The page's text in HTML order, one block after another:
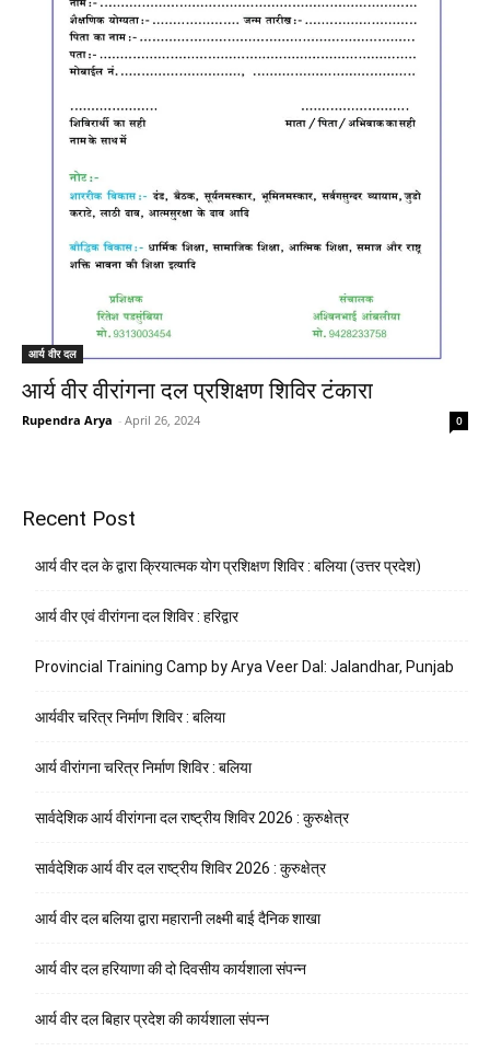
आर्य वीर दल
आर्य वीर वीरांगना दल प्रशिक्षण शिविर टंकारा
Rupendra Arya - April 26, 2024 0
Recent Post
आर्य वीर दल के द्वारा क्रियात्मक योग प्रशिक्षण शिविर : बलिया (उत्तर प्रदेश)
आर्य वीर एवं वीरांगना दल शिविर : हरिद्वार
Provincial Training Camp by Arya Veer Dal: Jalandhar, Punjab
आर्यवीर चरित्र निर्माण शिविर : बलिया
आर्य वीरांगना चरित्र निर्माण शिविर : बलिया
सार्वदेशिक आर्य वीरांगना दल राष्ट्रीय शिविर 2026 : कुरुक्षेत्र
सार्वदेशिक आर्य वीर दल राष्ट्रीय शिविर 2026 : कुरुक्षेत्र
आर्य वीर दल बलिया द्वारा महारानी लक्ष्मी बाई दैनिक शाखा
आर्य वीर दल हरियाणा की दो दिवसीय कार्यशाला संपन्न
आर्य वीर दल बिहार प्रदेश की कार्यशाला संपन्न